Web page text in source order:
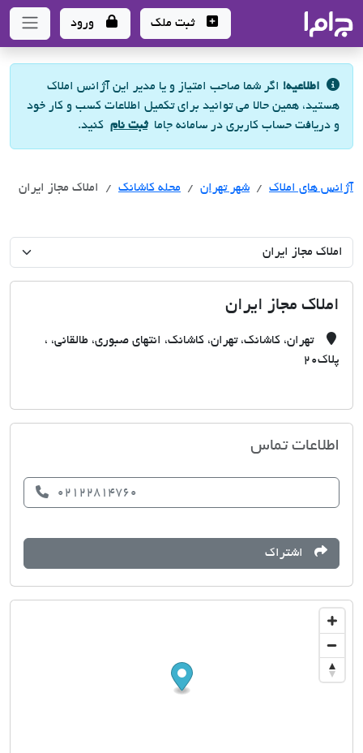
- سامانه جامع املاک و مشاورین املاک
ثبت ملک ورود
اطلاعیه! اگر شما صاحب امتیاز و یا مدیر این آژانس املاک
هستید، همین حالا می توانید برای تکمیل اطلاعات کسب و کار خود
و دریافت حساب کاربری در سامانه جاماثبت نام کنید.
آژانس های املاک آژانس های املاک
شهر تهران آژانس های املاک
محله کاشانک املاک مجاز ایران
املاک مجاز ایران
تهران، کاشانک، تهران، کاشانک، انتهای صبوری، طالقانی، ،
پلاک20
اطلاعات تماس
02122814760
اشتراک